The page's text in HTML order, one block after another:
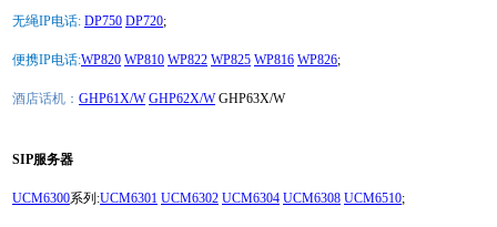
无绳IP电话: DP750 DP720;
便携IP电话:WP820 WP810 WP822 WP825 WP816 WP826;
酒店话机： GHP61X/W GHP62X/WGHP63X/W
SIP服务器
UCM6300系列:UCM6301 UCM6302 UCM6304 UCM6308 UCM6510;